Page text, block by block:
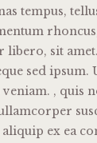
tempus,
libero, sit
sed ipsum.
, quis
aliquip ex ea